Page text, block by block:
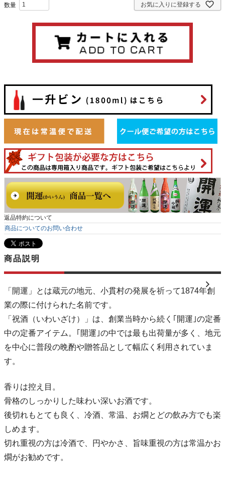
お気に入りに登録する
返品特約について
商品についてのお問い合わせ
商品説明
「開運」とは蔵元の地元、小貫村の発展を祈って1874年創
業の際に付けられた名前です。
「祝酒（いわいざけ）」は、創業当時から続く｢開運｣の定番
中の定番アイテム。｢開運｣の中では最も出荷量が多く、地元
を中心に普段の晩酌や贈答品として幅広く利用されていま
す。
香りは控え目。
骨格のしっかりした味わい深いお酒です。
後切れもとても良く、冷酒、常温、お燗とどの飲み方でも楽
しめます。
切れ重視の方は冷酒で、円やかさ、旨味重視の方は常温かお
燗がお勧めです。